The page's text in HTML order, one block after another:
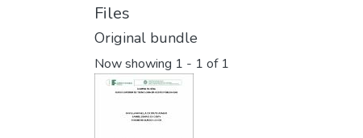
Files
Original bundle
Now showing 1 - 1 of 1